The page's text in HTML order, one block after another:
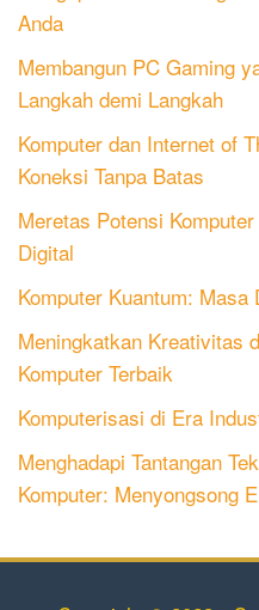
Anda
Membangun PC Gaming
Langkah demi Langkah
Komputer dan Internet of
Koneksi Tanpa Batas
Meretas Potensi
Digital
Komputer Kuantum: Masa
Meningkatkan Kreativitas
Komputer Terbaik
Komputerisasi di Era
Menghadapi Tantangan
Komputer: Menyongsong